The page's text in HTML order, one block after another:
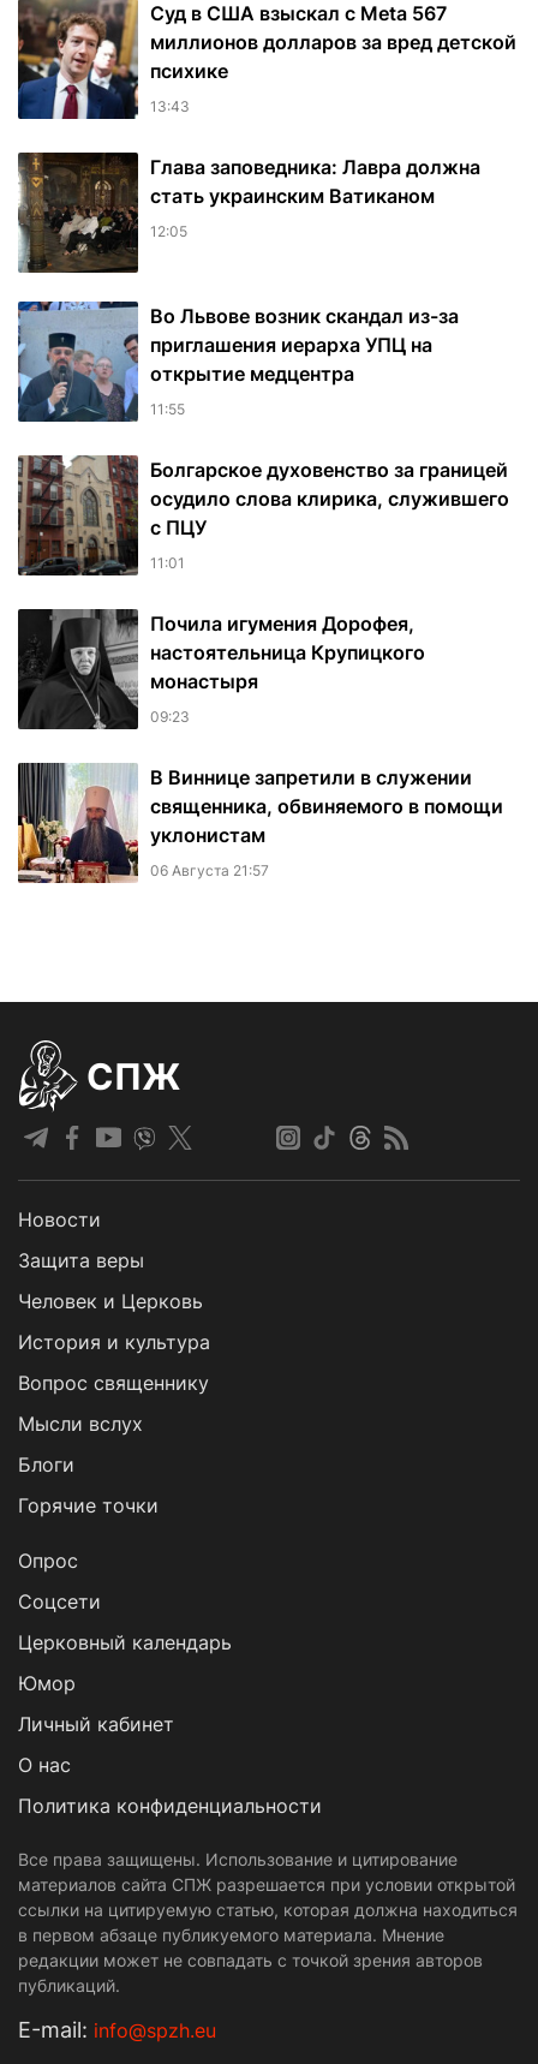
Суд в США взыскал с Meta 567
миллионов долларов за вред детской
психике
13:43
Глава заповедника: Лавра должна
стать украинским Ватиканом
12:05
Во Львове возник скандал из-за
приглашения иерарха УПЦ на
открытие медцентра
11:55
Болгарское духовенство за границей
осудило слова клирика, служившего
с ПЦУ
11:01
Почила игумения Дорофея,
настоятельница Крупицкого
монастыря
09:23
В Виннице запретили в служении
священника, обвиняемого в помощи
уклонистам
06 Августа 21:57
СПЖ
Новости
Защита веры
Человек и Церковь
История и культура
Вопрос священнику
Мысли вслух
Блоги
Горячие точки
Опрос
Cоцсети
Церковный календарь
Юмор
Личный кабинет
О нас
Политика конфиденциальности
Все права защищены. Использование и цитирование
материалов сайта СПЖ разрешается при условии открытой
ссылки на цитируемую статью, которая должна находиться
в первом абзаце публикуемого материала. Мнение
редакции может не совпадать с точкой зрения авторов
публикаций.
Е-mail: info@spzh.eu